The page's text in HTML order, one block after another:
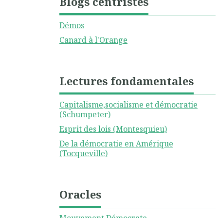
Démos
Canard à l'Orange
Lectures fondamentales
Capitalisme,socialisme et démocratie
(Schumpeter)
Esprit des lois (Montesquieu)
De la démocratie en Amérique
(Tocqueville)
Oracles